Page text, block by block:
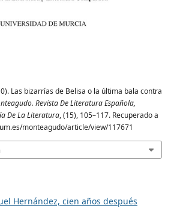
Las bizarrías de Belisa o la última bala contra
Revista De Literatura Española,
De La Literatura, (15), 105–117. Recuperado a
monteagudo/article/view/117671
Hernández, cien años después